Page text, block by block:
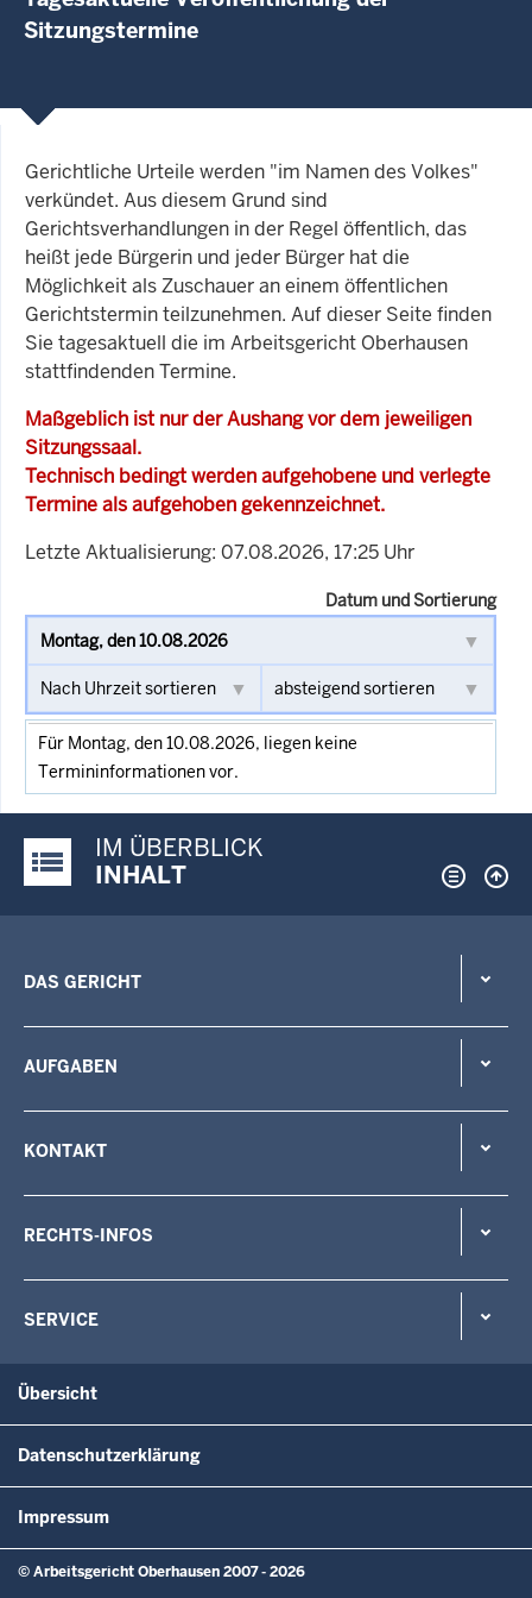
Sitzungstermine
Gerichtliche Urteile werden "im Namen des Volkes"
verkündet. Aus diesem Grund sind
Gerichtsverhandlungen in der Regel öffentlich, das
heißt jede Bürgerin und jeder Bürger hat die
Möglichkeit als Zuschauer an einem öffentlichen
Gerichtstermin teilzunehmen. Auf dieser Seite finden
Sie tagesaktuell die im Arbeitsgericht Oberhausen
stattfindenden Termine.
Maßgeblich ist nur der Aushang vor dem jeweiligen
Sitzungssaal.
Technisch bedingt werden aufgehobene und verlegte
Termine als aufgehoben gekennzeichnet.
Letzte Aktualisierung: 07.08.2026, 17:25 Uhr
Datum und Sortierung
Für Montag, den 10.08.2026, liegen keine
Termininformationen vor.
Justiz-Portal im Überblick:
IM ÜBERBLICK
INHALT
DAS GERICHT
AUFGABEN
KONTAKT
RECHTS-INFOS
SERVICE
Übersicht
Datenschutzerklärung
Impressum
© Arbeitsgericht Oberhausen 2007 - 2026